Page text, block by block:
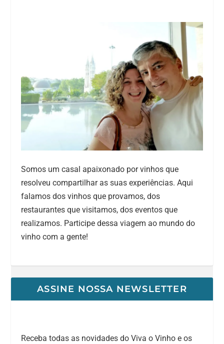
Somos um casal apaixonado por vinhos que
resolveu compartilhar as suas experiências. Aqui
falamos dos vinhos que provamos, dos
restaurantes que visitamos, dos eventos que
realizamos. Participe dessa viagem ao mundo do
vinho com a gente!
ASSINE NOSSA NEWSLETTER
Receba todas as novidades do Viva o Vinho e os